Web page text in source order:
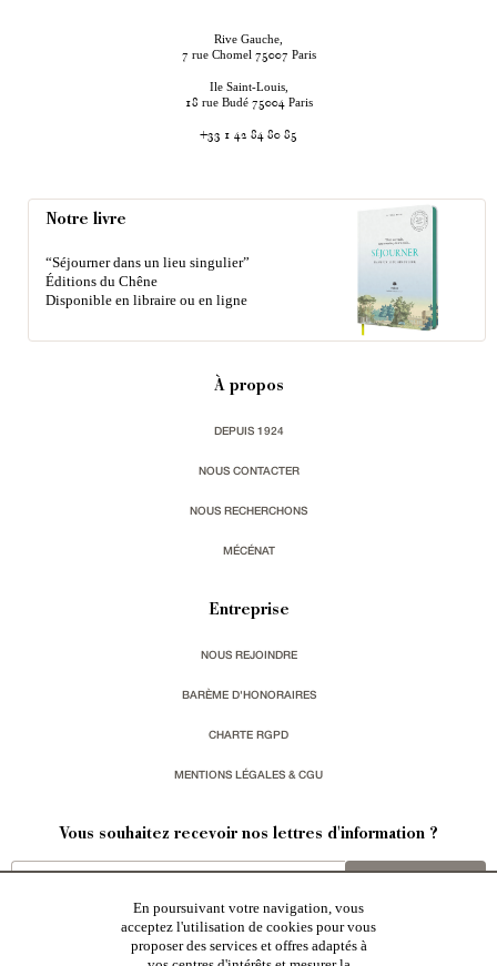
Rive Gauche,
7 rue Chomel 75007 Paris
Ile Saint-Louis,
18 rue Budé 75004 Paris
+33 1 42 84 80 85
Notre livre
“Séjourner dans un lieu singulier”
Éditions du Chêne
Disponible en libraire ou en ligne
À propos
DEPUIS 1924
NOUS CONTACTER
NOUS RECHERCHONS
MÉCÉNAT
Entreprise
NOUS REJOINDRE
BARÈME D'HONORAIRES
CHARTE RGPD
MENTIONS LÉGALES & CGU
Vous souhaitez recevoir nos lettres d'information ?
En poursuivant votre navigation, vous
acceptez l'utilisation de cookies pour vous
proposer des services et offres adaptés à